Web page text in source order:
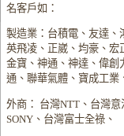
名客戶如：
製造業：台積電、友達、
英飛凌、正崴、均豪、宏
金寶、神通、神達、偉創
通、聯華氣體、寶成工業
外商： 台灣NTT、台灣
SONY、台灣富士全祿、